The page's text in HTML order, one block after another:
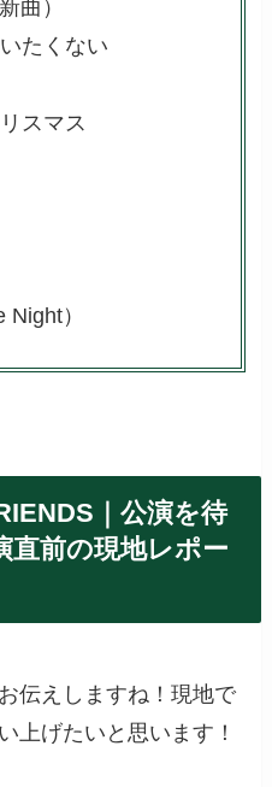
新曲）
たくない
スマス
）
｜公演を待
直前の現地レポー
伝えしますね！現地で
上げたいと思います！